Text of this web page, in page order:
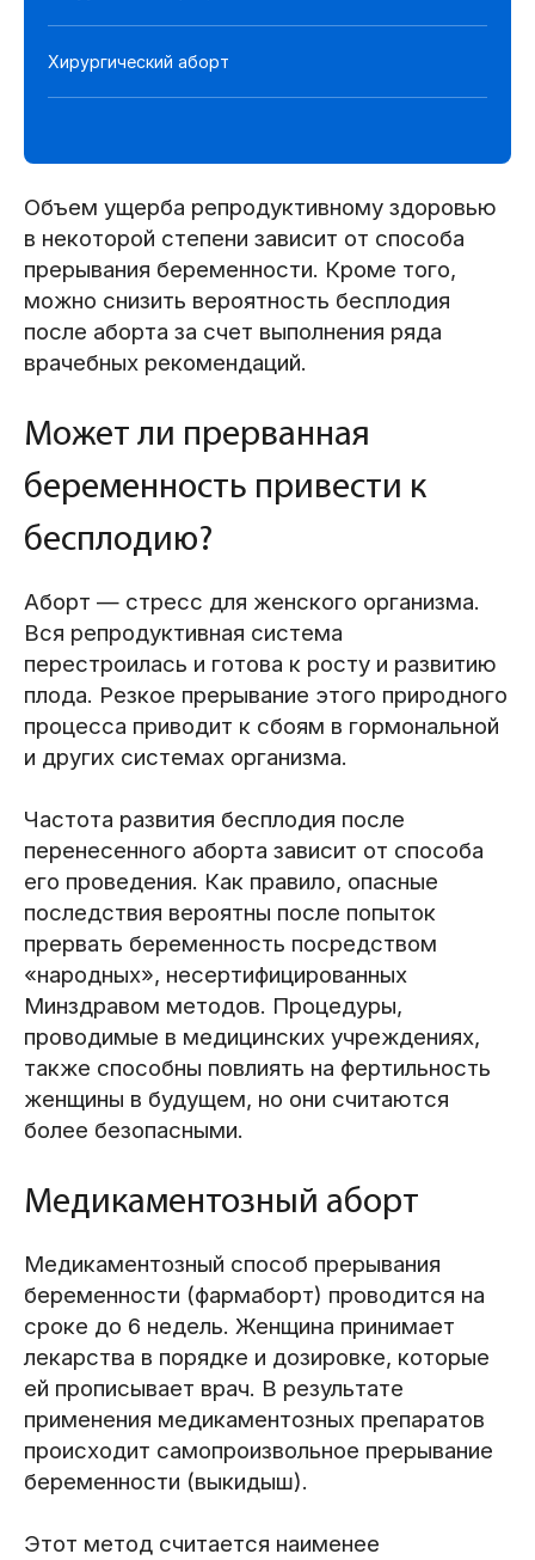
Хирургический аборт
Объем ущерба репродуктивному здоровью
в некоторой степени зависит от способа
прерывания беременности. Кроме того,
можно снизить вероятность бесплодия
после аборта за счет выполнения ряда
врачебных рекомендаций.
Может ли прерванная
беременность привести к
бесплодию?
Аборт — стресс для женского организма.
Вся репродуктивная система
перестроилась и готова к росту и развитию
плода. Резкое прерывание этого природного
процесса приводит к сбоям в гормональной
и других системах организма.
Частота развития бесплодия после
перенесенного аборта зависит от способа
его проведения. Как правило, опасные
последствия вероятны после попыток
прервать беременность посредством
«народных», несертифицированных
Минздравом методов. Процедуры,
проводимые в медицинских учреждениях,
также способны повлиять на фертильность
женщины в будущем, но они считаются
более безопасными.
Медикаментозный аборт
Медикаментозный способ прерывания
беременности (фармаборт) проводится на
сроке до 6 недель. Женщина принимает
лекарства в порядке и дозировке, которые
ей прописывает врач. В результате
применения медикаментозных препаратов
происходит самопроизвольное прерывание
беременности (выкидыш).
Этот метод считается наименее